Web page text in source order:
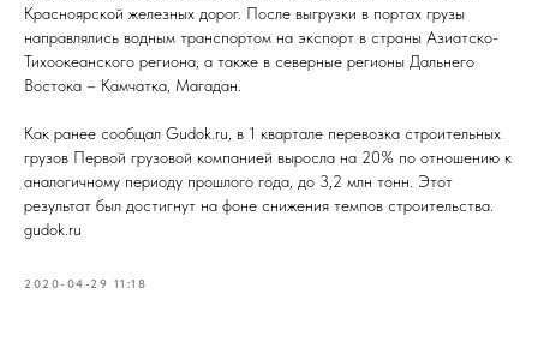
Красноярской железных дорог. После выгрузки в портах грузы
направлялись водным транспортом на экспорт в страны Азиатско-
Тихоокеанского региона, а также в северные регионы Дальнего
Востока – Камчатка, Магадан.
Как ранее сообщал Gudok.ru, в 1 квартале перевозка строительных
грузов Первой грузовой компанией выросла на 20% по отношению к
аналогичному периоду прошлого года, до 3,2 млн тонн. Этот
результат был достигнут на фоне снижения темпов строительства.
gudok.ru
2020-04-29 11:18